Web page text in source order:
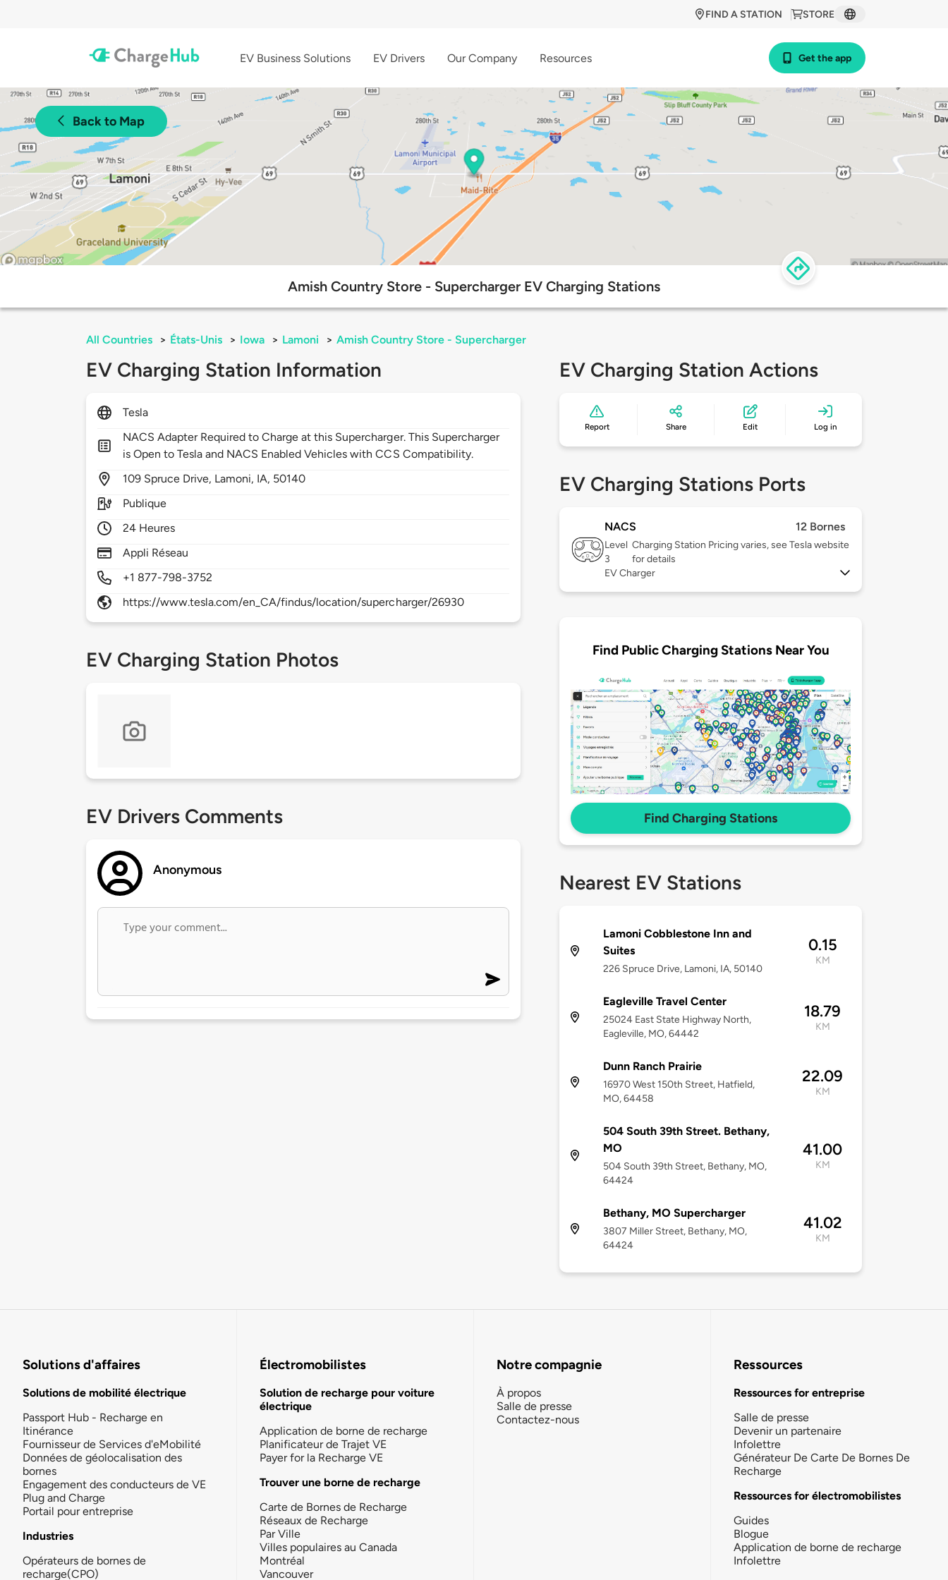
STORE
FIND A STATION
EV Business Solutions EV Drivers Our Company Resources Get the app
Back to Map
Amish Country Store - Supercharger EV Charging Stations
All Countries > États-Unis > Iowa > Lamoni > Amish Country Store - Supercharger
EV Charging Station Information
Tesla
NACS Adapter Required to Charge at this Supercharger. This Supercharger
is Open to Tesla and NACS Enabled Vehicles with CCS Compatibility.
109 Spruce Drive, Lamoni, IA, 50140
Publique
24 Heures
Appli Réseau
+1 877-798-3752
https://www.tesla.com/en_CA/findus/location/supercharger/26930
EV Charging Station Photos
EV Drivers Comments
Anonymous
EV Charging Station Actions
Report Share Edit Log in
EV Charging Stations Ports
NACS 12 Bornes
Level
3
Charging Station Pricing varies, see Tesla website
for details
EV Charger
Find Public Charging Stations Near You
Find Charging Stations
Nearest EV Stations
Lamoni Cobblestone Inn and
Suites
226 Spruce Drive, Lamoni, IA, 50140
0.15
KM
Eagleville Travel Center
25024 East State Highway North,
Eagleville, MO, 64442
18.79
KM
Dunn Ranch Prairie
16970 West 150th Street, Hatfield,
MO, 64458
22.09
KM
504 South 39th Street. Bethany,
MO
504 South 39th Street, Bethany, MO,
64424
41.00
KM
Bethany, MO Supercharger
3807 Miller Street, Bethany, MO,
64424
41.02
KM
Solutions d'affaires
Solutions de mobilité électrique
Passport Hub - Recharge en
Itinérance
Fournisseur de Services d'eMobilité
Données de géolocalisation des
bornes
Engagement des conducteurs de VE
Plug and Charge
Portail pour entreprise
Industries
Opérateurs de bornes de
recharge(CPO)
Électromobilistes
Solution de recharge pour voiture
électrique
Application de borne de recharge
Planificateur de Trajet VE
Payer for la Recharge VE
Trouver une borne de recharge
Carte de Bornes de Recharge
Réseaux de Recharge
Par Ville
Villes populaires au Canada
Montréal
Vancouver
Notre compagnie
À propos
Salle de presse
Contactez-nous
Ressources
Ressources for entreprise
Salle de presse
Devenir un partenaire
Infolettre
Générateur De Carte De Bornes De
Recharge
Ressources for électromobilistes
Guides
Blogue
Application de borne de recharge
Infolettre